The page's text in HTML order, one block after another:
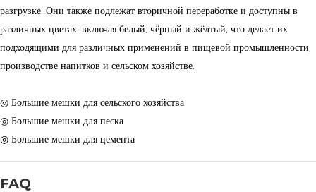
разгрузке. Они также подлежат вторичной переработке и доступны в
различных цветах, включая белый, чёрный и жёлтый, что делает их
подходящими для различных применений в пищевой промышленности,
производстве напитков и сельском хозяйстве.
◎ Большие мешки для сельского хозяйства
◎ Большие мешки для песка
◎ Большие мешки для цемента
FAQ